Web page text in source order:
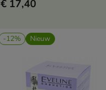
verbeterde elasticiteit.
€ 17,40
-12% Nieuw